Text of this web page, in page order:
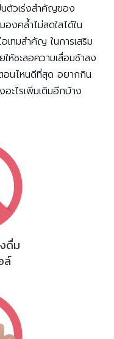
นตัวเร่งสำคัญของ
คล้ำไม่สดใสได้ใน
เทมสำคัญ ในการเสริม
ห้ชะลอความเสื่อมช้าลง
อนไหนดีที่สุด อยากกิน
ะไรเพิ่มเติมอีกบ้าง
ดื่ม
ล์